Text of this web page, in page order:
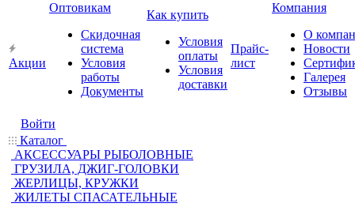
Акции
Оптовикам
Скидочная
система
Условия
работы
Документы
Как купить
Условия
оплаты
Условия
доставки
Прайс-
лист
Компания
О
Новости
Галерея
Отзывы
Войти
Каталог
АКСЕССУАРЫ РЫБОЛОВНЫЕ
ГРУЗИЛА, ДЖИГ-ГОЛОВКИ
ЖЕРЛИЦЫ, КРУЖКИ
ЖИЛЕТЫ СПАСАТЕЛЬНЫЕ